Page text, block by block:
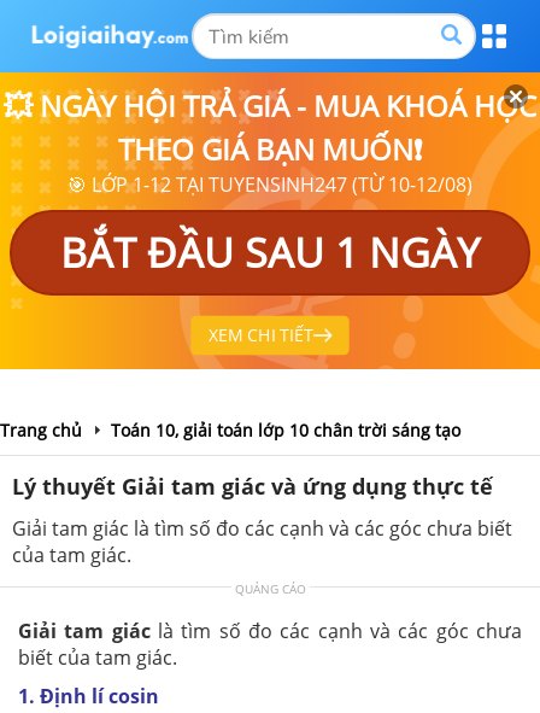
💥 NGÀY HỘI TRẢ GIÁ - MUA KHOÁ HỌC
THEO GIÁ BẠN MUỐN❗
🎯 LỚP 1-12 TẠI TUYENSINH247 (TỪ 10-12/08)
BẮT ĐẦU SAU 1 NGÀY
XEM CHI TIẾT
Trang chủ Toán 10, giải toán lớp 10 chân trời sáng tạo
Lý thuyết Giải tam giác và ứng dụng thực tế
Giải tam giác là tìm số đo các cạnh và các góc chưa biết
của tam giác.
QUẢNG CÁO
Giải tam giác là tìm số đo các cạnh và các góc chưa
biết của tam giác.
1. Định lí cosin